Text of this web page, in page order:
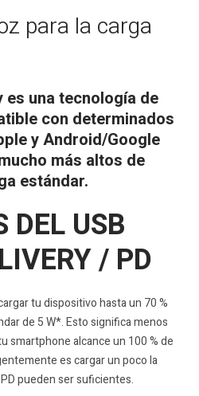
para la carga
es una tecnología de
con determinados
y Android/Google
más altos de
estándar.
USB
/ PD
tu dispositivo hasta un 70 %
de 5 W*. Esto significa menos
smartphone alcance un 100 % de
es cargar un poco la
pueden ser suficientes.